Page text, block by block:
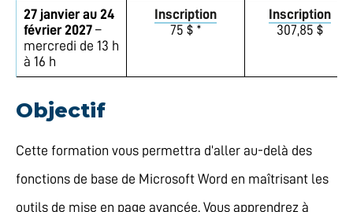
27 janvier au 24
février 2027 –
mercredi de 13 h
à 16 h
Inscription
75 $ *
Inscription
307,85 $
Objectif
Cette formation vous permettra d’aller au-delà des
fonctions de base de Microsoft Word en maîtrisant les
outils de mise en page avancée. Vous apprendrez à